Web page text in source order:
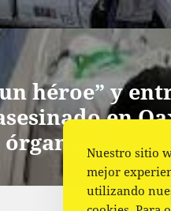
héroe” y
en
Nuestro sitio
mejor
utilizando